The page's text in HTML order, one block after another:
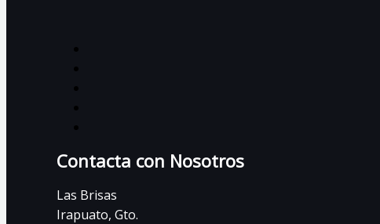
Contacta con Nosotros
Las Brisas
Irapuato, Gto.